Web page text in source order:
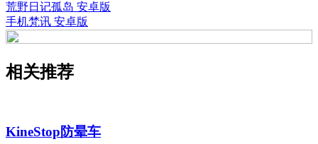
荒野日记孤岛 安卓版
手机梵讯 安卓版
相关推荐
KineStop防晕车